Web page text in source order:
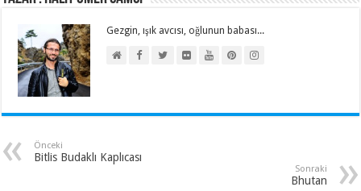
Gezgin, ışık avcısı, oğlunun babası...
Önceki
Bitlis Budaklı Kaplıcası
Sonraki
Bhutan